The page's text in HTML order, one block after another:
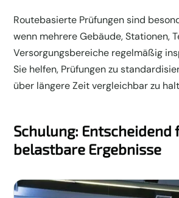
Routebasierte Prüfungen sind
wenn mehrere Gebäude, Stationen,
Versorgungsbereiche regelmäßig
Sie helfen, Prüfungen zu
über längere Zeit vergleichbar zu
Schulung: Entscheidend
belastbare Ergebnisse